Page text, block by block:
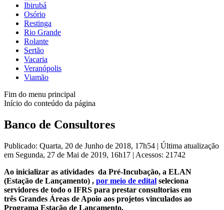
Ibirubá
Osório
Restinga
Rio Grande
Rolante
Sertão
Vacaria
Veranópolis
Viamão
Fim do menu principal
Início do conteúdo da página
Banco de Consultores
Publicado: Quarta, 20 de Junho de 2018, 17h54 | Última atualização
em Segunda, 27 de Mai de 2019, 16h17 | Acessos: 21742
Ao inicializar as atividades da Pré-Incubação, a ELAN
(Estação de Lançamento) , por meio de edital seleciona
servidores de todo o IFRS para prestar consultorias em
três Grandes Áreas de Apoio aos projetos vinculados ao
Programa Estação de Lançamento.